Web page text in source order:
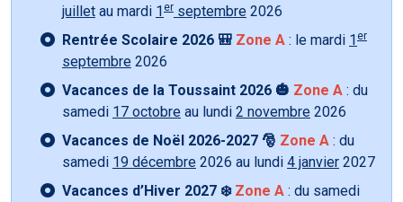
juillet au mardi 1 er septembre 2026
Rentrée Scolaire 2026 🎒 Zone A : le mardi 1 er
septembre 2026
Vacances de la Toussaint 2026 🎃 Zone A : du
samedi 17 octobre au lundi 2 novembre 2026
Vacances de Noël 2026-2027 🎅 Zone A : du
samedi 19 décembre 2026 au lundi 4 janvier 2027
Vacances d’Hiver 2027 ❄️ Zone A : du samedi